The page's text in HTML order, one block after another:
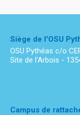
Siège de l'OSU
OSU Pythéas c/o
Site de l'Arbois -
Campus de